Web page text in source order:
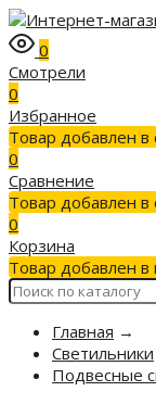
0
Смотрели
0
Избранное
Товар добавлен в
0
Сравнение
Товар добавлен в
0
Корзина
Товар добавлен в
Главная →
Светильники
Подвесные